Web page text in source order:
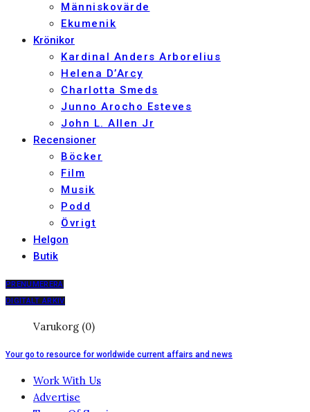
Människovärde
Ekumenik
Krönikor
Kardinal Anders Arborelius
Helena D’Arcy
Charlotta Smeds
Junno Arocho Esteves
John L. Allen Jr
Recensioner
Böcker
Film
Musik
Podd
Övrigt
Helgon
Butik
PRENUMERERA
DIGITALT ARKIV
Varukorg (0)
Your go to resource for worldwide current affairs and news
Work With Us
Advertise